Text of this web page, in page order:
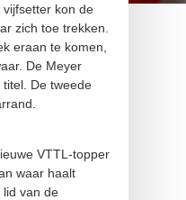
kon de
zich toe trekken.
eraan te komen,
De Meyer
De tweede
VTTL-topper
waar haalt
lid van de